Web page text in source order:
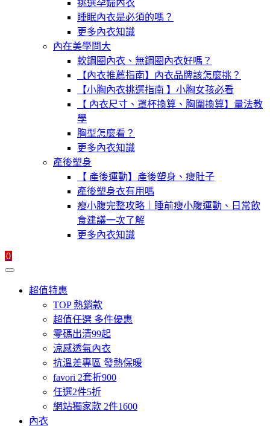
挑選孕婦內衣
睡眠內衣是必須的嗎？
更多內衣知識
內在美學問大
軟鋼圈內衣、無鋼圈內衣好嗎？
【內衣推薦指南】內衣品牌該怎麼挑？
【小胸內衣挑選指南 】小胸女孩必看
【 內衣尺寸、罩杯換算、胸圍換算】量法教
學
胸型怎麼看？
更多內衣知識
產後塑身
【 產後運動】產後塑身、瘦肚子
產後塑身衣有用嗎
瘦小腹完整攻略｜睡前瘦小腹運動、日常飲
食建議一次了解
更多內衣知識
0
超值特惠
TOP 熱銷款
超值任選 多件優惠
零碼出清99起
涼感透氣內衣
抗溫差專區 發熱保暖
favori 2套折900
任選2件5折
網站獨家款 2件1600
內衣